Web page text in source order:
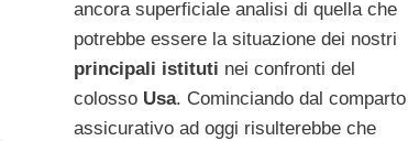
ancora superficiale analisi di quella che
potrebbe essere la situazione dei nostri
principali istituti nei confronti del
colosso Usa. Cominciando dal comparto
assicurativo ad oggi risulterebbe che